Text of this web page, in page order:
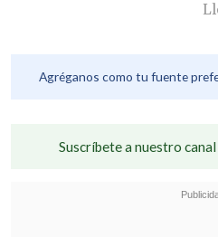
Agréganos como tu fuente
Suscríbete a nuestro canal